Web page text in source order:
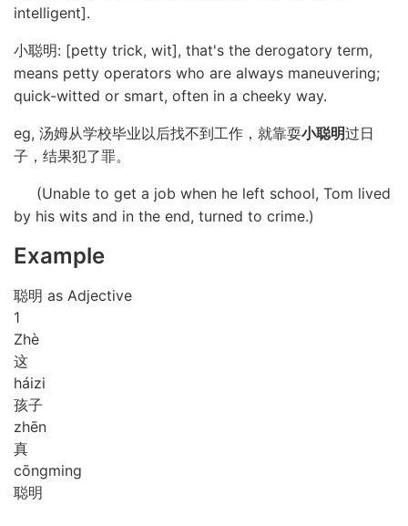
intelligent].
小聪明: [petty trick, wit], that's the derogatory term,
means petty operators who are always maneuvering;
quick-witted or smart, often in a cheeky way.
eg, 汤姆从学校毕业以后找不到工作，就靠耍小聪明过日
子，结果犯了罪。
(Unable to get a job when he left school, Tom lived
by his wits and in the end, turned to crime.)
Example
聪明 as Adjective
1
Zhè
这
háizi
孩子
zhēn
真
cōngming
聪明